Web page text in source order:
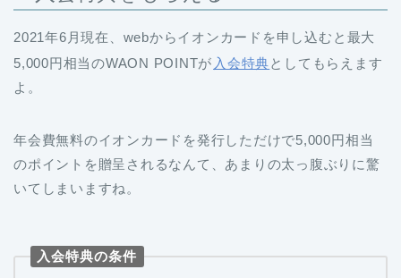
2021年6月現在、webからイオンカードを申し込むと最大
5,000円相当のWAON POINTが 入会特典としてもらえます
よ。
年会費無料のイオンカードを発行しただけで5,000円相当
のポイントを贈呈されるなんて、あまりの太っ腹ぶりに驚
いてしまいますね。
入会特典の条件